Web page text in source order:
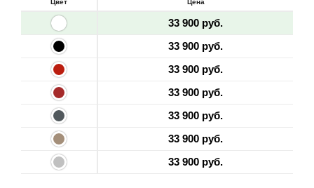
Цвет Цена
33 900 руб.
33 900 руб.
33 900 руб.
33 900 руб.
33 900 руб.
33 900 руб.
33 900 руб.